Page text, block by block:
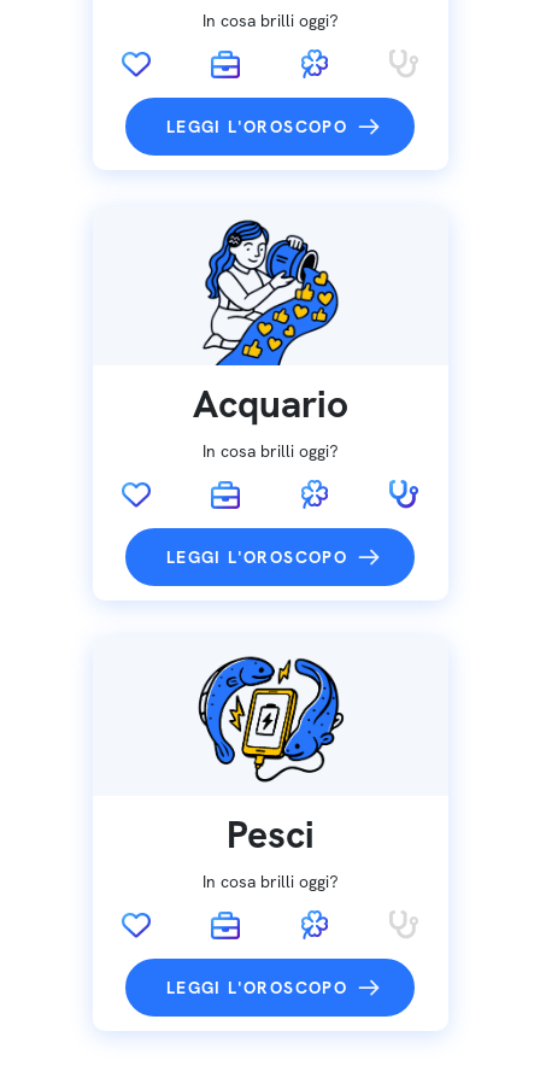
In cosa brilli oggi?
LEGGI L'OROSCOPO
Acquario
In cosa brilli oggi?
LEGGI L'OROSCOPO
Pesci
In cosa brilli oggi?
LEGGI L'OROSCOPO